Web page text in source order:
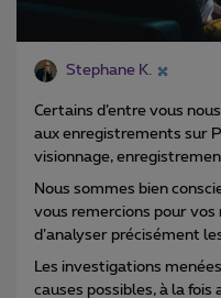
Stephane K.
Certains d’entre vous
aux enregistrements sur
visionnage,
Nous sommes bien
vous remercions pour
d’analyser précisément
Les investigations
causes possibles, à la